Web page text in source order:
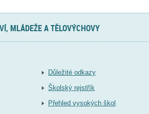
MLÁDEŽE A TĚLOVÝCHOVY
Důležité odkazy
Školský rejstřík
Přehled vysokých škol